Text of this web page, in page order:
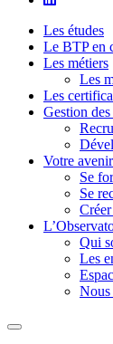
Les études
Le BTP en
Les métiers
Les
Les
Gestion
Votre
Se
Se
Qui
Les
Nous